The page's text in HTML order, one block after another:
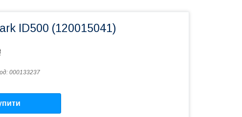
ID500 (120015041)
000133237